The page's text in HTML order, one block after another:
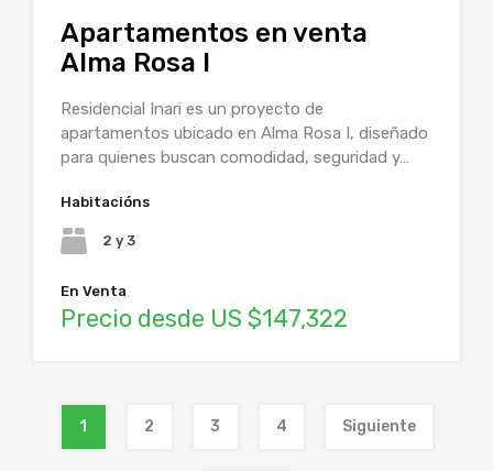
Apartamentos en venta
Alma Rosa I
Residencial Inari es un proyecto de
apartamentos ubicado en Alma Rosa I, diseñado
para quienes buscan comodidad, seguridad y…
Habitacións
2 y 3
En Venta
Precio desde US $147,322
1 2 3 4 Siguiente